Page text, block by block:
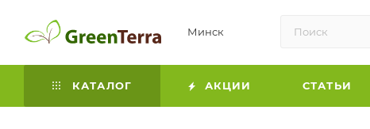
Минск
КАТАЛОГ АКЦИИ СТАТЬИ